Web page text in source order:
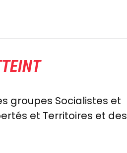
groupes Socialistes et
et Territoires et des